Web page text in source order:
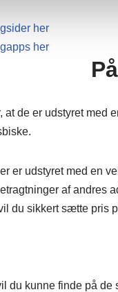
her
her
at de er udstyret med
er udstyret med en
af andres
du sikkert sætte pris
du kunne finde på